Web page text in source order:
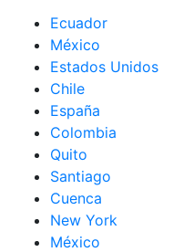
Ecuador
México
Estados Unidos
Chile
España
Colombia
Quito
Santiago
Cuenca
New York
México